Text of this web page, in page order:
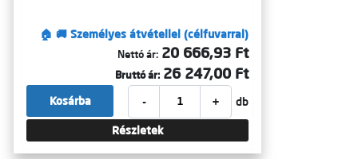
🏠 🚚 Személyes átvétellel (célfuvarral)
Nettó ár: 20 666,93 Ft
Bruttó ár: 26 247,00 Ft
- + db
Kosárba
Részletek